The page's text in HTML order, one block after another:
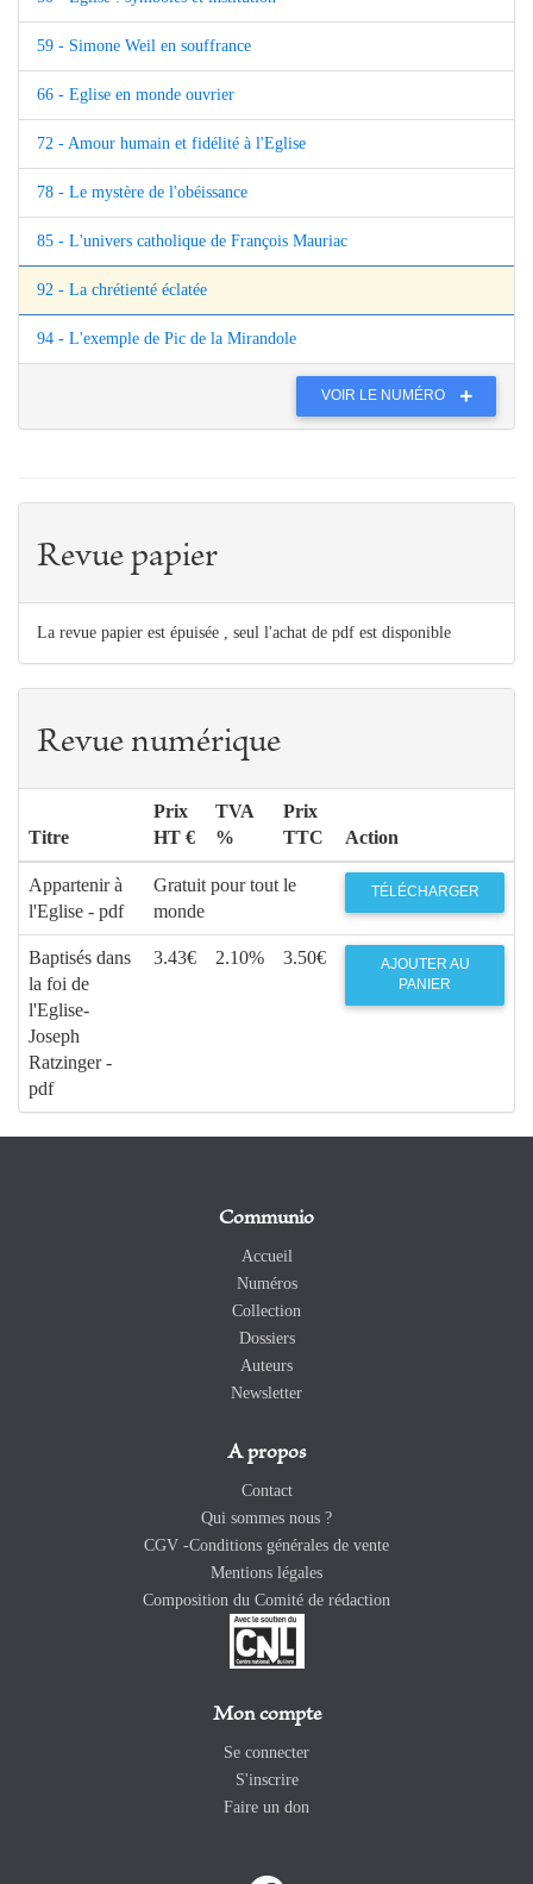
59 - Simone Weil en souffrance
66 - Eglise en monde ouvrier
72 - Amour humain et fidélité à l'Eglise
78 - Le mystère de l'obéissance
85 - L'univers catholique de François Mauriac
92 - La chrétienté éclatée
94 - L'exemple de Pic de la Mirandole
VOIR LE NUMÉRO
Revue papier
La revue papier est épuisée , seul l'achat de pdf est disponible
Revue numérique
Titre
Prix
HT €
TVA
%
Prix
TTC
Action
Appartenir à
l'Eglise - pdf
Gratuit pour tout le
monde
TÉLÉCHARGER
Baptisés dans
la foi de
l'Eglise-
Joseph
Ratzinger -
pdf
3.43€ 2.10% 3.50€
AJOUTER AU
PANIER
Communio
Accueil
Numéros
Collection
Dossiers
Auteurs
Newsletter
A propos
Contact
Qui sommes nous ?
CGV -Conditions générales de vente
Mentions légales
Composition du Comité de rédaction
Mon compte
Se connecter
S'inscrire
Faire un don